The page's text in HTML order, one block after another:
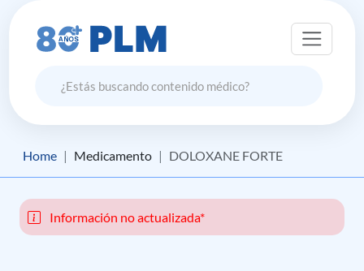
Home Medicamento DOLOXANE FORTE
Información no actualizada*